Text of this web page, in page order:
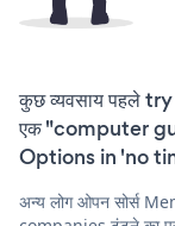
कुछ व्यवसाय पहले
एक "computer
Options in 'no
अन्य लोग ओपन सोर्स